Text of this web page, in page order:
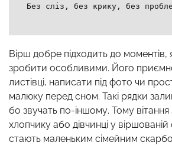
Без сліз, без крику, без
Вірш добре підходить до моментів,
зробити особливими. Його
листівці, написати під фото чи
малюку перед сном. Такі рядки
бо звучать по-іншому. Тому вітання
хлопчику або дівчинці у
стають маленьким сімейним